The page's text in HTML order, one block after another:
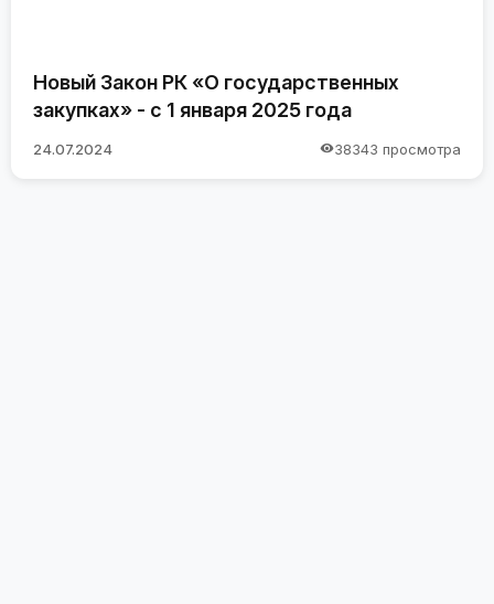
Новый Закон РК «О государственных
закупках» - с 1 января 2025 года
24.07.2024 38343 просмотра